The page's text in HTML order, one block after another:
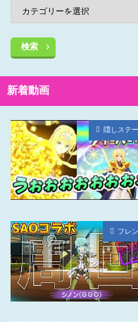
検索
新着動画
隠しステ
フレ